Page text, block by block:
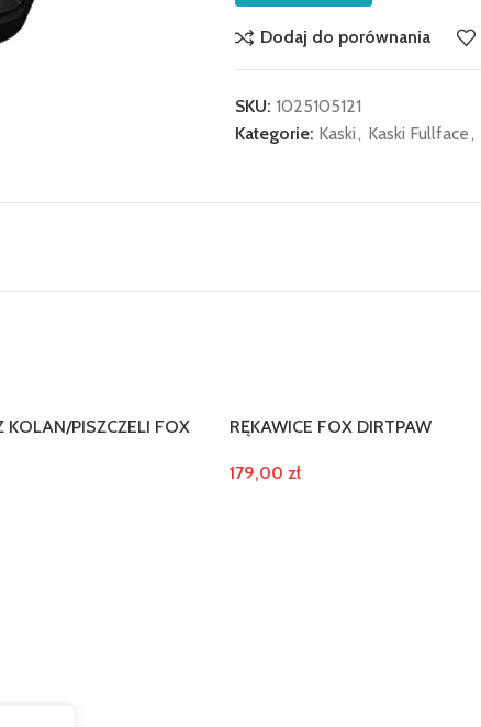
Dodaj do porównania
SKU: 1025105121
Kategorie: Kaski , Kaski Fullface ,
KOLAN/PISZCZELI FOX
RĘKAWICE FOX DIRTPAW
179,00 zł